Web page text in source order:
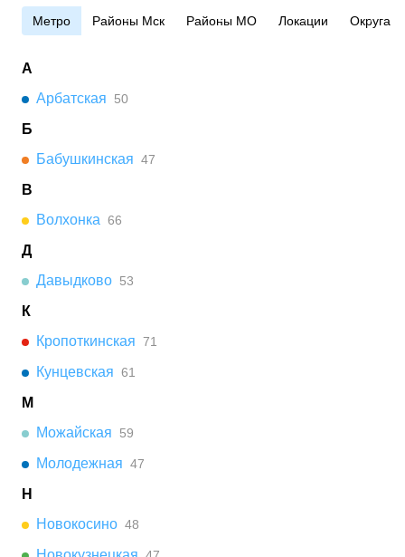
Метро Районы Мск Районы МО Локации Округа
А
Арбатская
50
Б
Бабушкинская 47
В
Волхонка 66
Д
Давыдково 53
К
Кропоткинская 71
Кунцевская 61
М
Можайская
59
Молодежная 47
Н
Новокосино 48